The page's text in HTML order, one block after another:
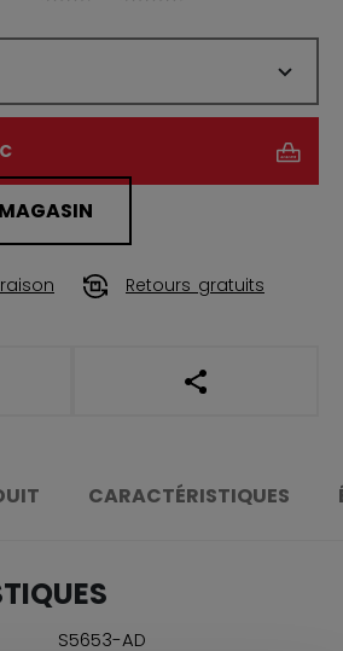
Retours gratuits
OUVRIR LES
CARACTÉRISTIQUES
S5653-AD